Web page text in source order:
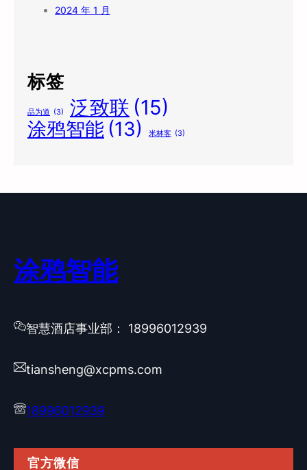
2024 年 1 月
标签
品为道 (3) 泛致联 (15)
涂鸦智能 (13) 米林客 (3)
涂鸦智能
智慧酒店事业部： 18996012939
tiansheng@xcpms.com
18996012939
官方微信